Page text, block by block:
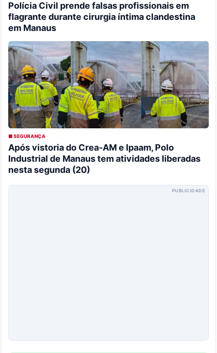
Polícia Civil prende falsas profissionais em
flagrante durante cirurgia íntima clandestina
em Manaus
■ SEGURANÇA
Após vistoria do Crea-AM e Ipaam, Polo
Industrial de Manaus tem atividades liberadas
nesta segunda (20)
PUBLICIDADE